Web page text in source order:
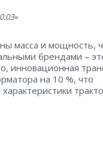
масса и мощность,
брендами –
инновационная
на 10 %, что